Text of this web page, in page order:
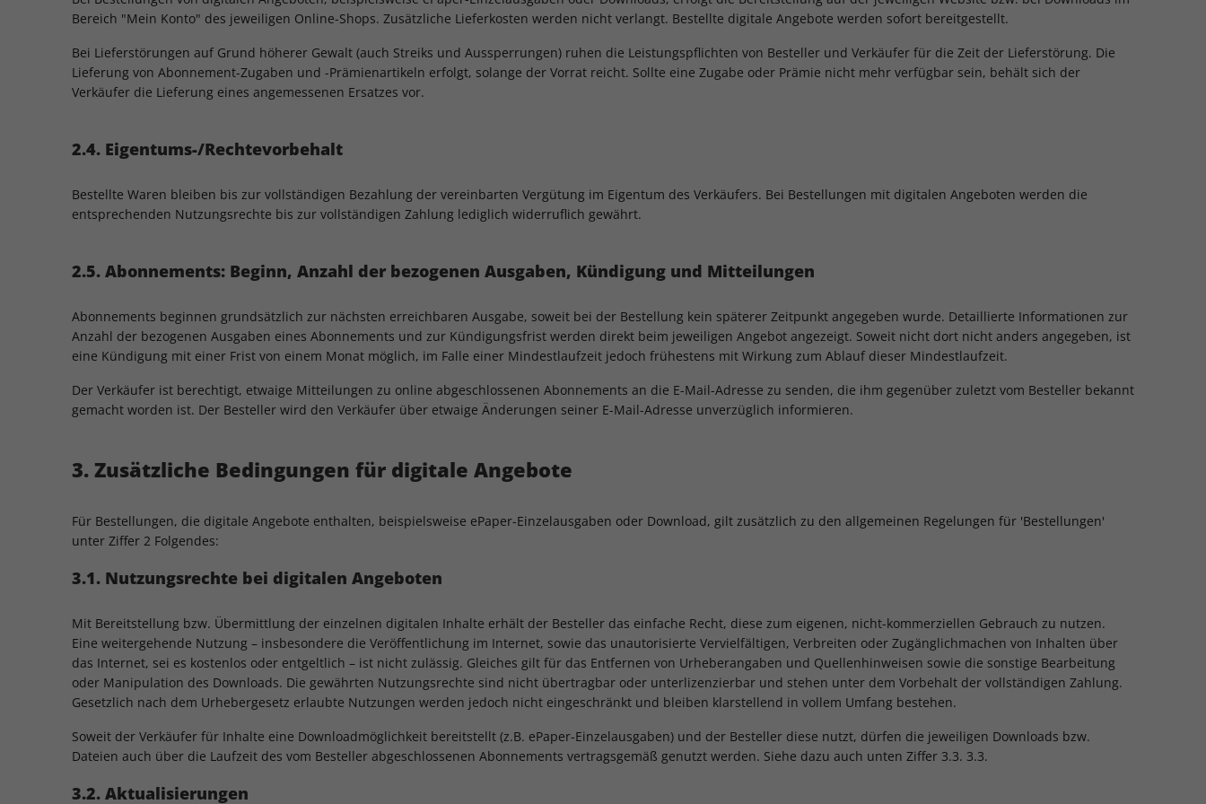
Bereich "Mein Konto" des jeweiligen Online-Shops. Zusätzliche Lieferkosten werden nicht verlangt. Bestellte digitale Angebote werden sofort bereitgestellt.
Bei Lieferstörungen auf Grund höherer Gewalt (auch Streiks und Aussperrungen) ruhen die Leistungspflichten von Besteller und Verkäufer für die Zeit der Lieferstörung. Die
Lieferung von Abonnement-Zugaben und -Prämienartikeln erfolgt, solange der Vorrat reicht. Sollte eine Zugabe oder Prämie nicht mehr verfügbar sein, behält sich der
Verkäufer die Lieferung eines angemessenen Ersatzes vor.
2.4. Eigentums-/Rechtevorbehalt
Bestellte Waren bleiben bis zur vollständigen Bezahlung der vereinbarten Vergütung im Eigentum des Verkäufers. Bei Bestellungen mit digitalen Angeboten werden die
entsprechenden Nutzungsrechte bis zur vollständigen Zahlung lediglich widerruflich gewährt.
2.5. Abonnements: Beginn, Anzahl der bezogenen Ausgaben, Kündigung und Mitteilungen
Abonnements beginnen grundsätzlich zur nächsten erreichbaren Ausgabe, soweit bei der Bestellung kein späterer Zeitpunkt angegeben wurde. Detaillierte Informationen zur
Anzahl der bezogenen Ausgaben eines Abonnements und zur Kündigungsfrist werden direkt beim jeweiligen Angebot angezeigt. Soweit nicht dort nicht anders angegeben, ist
eine Kündigung mit einer Frist von einem Monat möglich, im Falle einer Mindestlaufzeit jedoch frühestens mit Wirkung zum Ablauf dieser Mindestlaufzeit.
Der Verkäufer ist berechtigt, etwaige Mitteilungen zu online abgeschlossenen Abonnements an die E-Mail-Adresse zu senden, die ihm gegenüber zuletzt vom Besteller bekannt
gemacht worden ist. Der Besteller wird den Verkäufer über etwaige Änderungen seiner E-Mail-Adresse unverzüglich informieren.
3. Zusätzliche Bedingungen für digitale Angebote
Für Bestellungen, die digitale Angebote enthalten, beispielsweise ePaper-Einzelausgaben oder Download, gilt zusätzlich zu den allgemeinen Regelungen für 'Bestellungen'
unter Ziffer 2 Folgendes:
3.1. Nutzungsrechte bei digitalen Angeboten
Mit Bereitstellung bzw. Übermittlung der einzelnen digitalen Inhalte erhält der Besteller das einfache Recht, diese zum eigenen, nicht-kommerziellen Gebrauch zu nutzen.
Eine weitergehende Nutzung – insbesondere die Veröffentlichung im Internet, sowie das unautorisierte Vervielfältigen, Verbreiten oder Zugänglichmachen von Inhalten über
das Internet, sei es kostenlos oder entgeltlich – ist nicht zulässig. Gleiches gilt für das Entfernen von Urheberangaben und Quellenhinweisen sowie die sonstige Bearbeitung
oder Manipulation des Downloads. Die gewährten Nutzungsrechte sind nicht übertragbar oder unterlizenzierbar und stehen unter dem Vorbehalt der vollständigen Zahlung.
Gesetzlich nach dem Urhebergesetz erlaubte Nutzungen werden jedoch nicht eingeschränkt und bleiben klarstellend in vollem Umfang bestehen.
Soweit der Verkäufer für Inhalte eine Downloadmöglichkeit bereitstellt (z.B. ePaper-Einzelausgaben) und der Besteller diese nutzt, dürfen die jeweiligen Downloads bzw.
Dateien auch über die Laufzeit des vom Besteller abgeschlossenen Abonnements vertragsgemäß genutzt werden. Siehe dazu auch unten Ziffer 3.3. 3.3.
3.2. Aktualisierungen